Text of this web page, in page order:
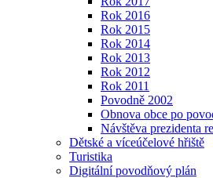
Rok 2016
Rok 2015
Rok 2014
Rok 2013
Rok 2012
Rok 2011
Povodně 2002
Obnova obce po
Návštěva prezidenta
Dětské a víceúčelové hřiště
Turistika
Digitální povodňový plán